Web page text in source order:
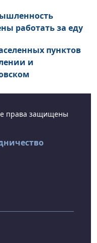
работать за еду
пунктов
и
права защищены